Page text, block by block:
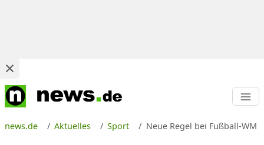
news.de Aktuelles Sport Neue Regel bei Fußball-